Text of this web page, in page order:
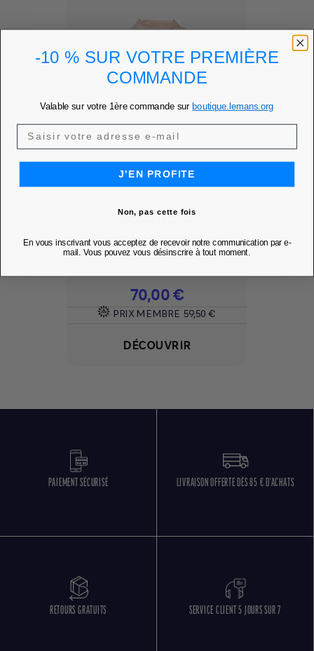
24H LE MANS
favoriteAjouter à mes favoris
Prix
70,00 €
PRIX MEMBRE 59,50 €
DÉCOUVRIR
PAIEMENT SÉCURISÉ LIVRAISON OFFERTE DÈS 85 € D'ACHATS
RETOURS GRATUITS SERVICE CLIENT 5 JOURS SUR 7
-10 % SUR VOTRE PREMIÈRE
COMMANDE
Valable sur votre 1ère commande sur boutique.lemans.org
J'EN PROFITE
Non, pas cette fois
En vous inscrivant vous acceptez de recevoir notre communication par e-
mail. Vous pouvez vous désinscrire à tout moment.